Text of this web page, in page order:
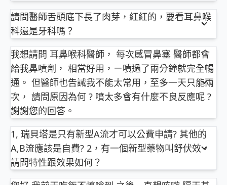
屏東明正耳鼻喉科診所 主治醫師
柳營奇美醫院耳鼻喉科 兼任主治醫師
余昊璋
問8健康新聞網 ►https://goo.gl/thHdOq
問8 Facebook ►https://goo.gl/UZt42U
問8 醫學動畫 ►https://goo.gl/Fo1lHQ
緣，主人福」，別人推薦的不見得是適合你的，還是
自己掛號去看看吧，祝您平安！
以上純係觀念交流，一切以醫師實際看診為準。
屏東明正耳鼻喉科診所 主治醫師
柳營奇美醫院耳鼻喉科 兼任主治醫師
余昊璋
醫師簡介 ►http://bit.ly/2vnDJBN
耳鳴衛教文章 ►http://bit.ly/2V7Ot3n
能。
所以建議您先思考並去除可能的過敏原，以塵蟎為
例，清洗床墊、床單、被套等，用除塵蟎的吸塵器，
用高效能濾網的空氣清淨機，控制室內溫溼度等等。
晨起時，可先按壓合谷、迎香等中醫穴位，洗臉時用
熱毛巾摀鼻吸些熱蒸氣，喝杯溫熱開水等。
不確定病因的話，還是找個耳鼻喉科醫師看看吧！
以上純係觀念交流，一切以醫師實際看診為準。
屏東明正耳鼻喉科診所 主治醫師
柳營奇美醫院耳鼻喉科 兼任主治醫師
余昊璋
問8健康新聞網 ►https://goo.gl/thHdOq
師多加討論才是，供您參考，祝您平安。
以上純係觀念交流，一切以醫師實際看診為準。
屏東明正耳鼻喉科診所 主治醫師
柳營奇美醫院耳鼻喉科 兼任主治醫師
余昊璋
醫師簡介 ►http://bit.ly/2vnDJBN
這種來路不明的的食品實在不知道裏面有無添加任何
傷身的物質，此類商品的網址IP都來自中國大陸，於
如果真的很在意其中成分，目前要檢驗成分的方法只
有，自費將商品送私人的實驗室機關檢驗，至於有哪
些實驗室，可以上午衞服部食藥署的網站，有一個
「實驗室認證資訊網」，供您做參考。
以上純係觀念交流，一切以醫師實際看診為準。
屏東明正耳鼻喉科診所 主治醫師
柳營奇美醫院耳鼻喉科 兼任主治醫師
余昊璋
請問醫師舌頭底下長了肉芽，紅紅的，要看耳鼻喉
科還是牙科嗎？
你描述的舌下肉芽一般是一些小唾液腺組織，或是在
底部唾液腺的開口，但還是需排除有無唾液腺結石造
成的阻塞或囊腫的可能，所以如果想確定一下，看耳
鼻喉科即可
以上純係觀念交流，一切以醫師實際看診為準。
屏東明正耳鼻喉科診所 主治醫師
柳營奇美醫院耳鼻喉科 兼任主治醫師
余昊璋
我想請問 耳鼻喉科醫師， 每次感冒鼻塞 醫師都會
給我鼻噴劑， 相當好用，ㄧ噴過了兩分鐘就完全暢
通。 但醫師也告誡我不能太常用，至多一天只能兩
次， 請問原因為何 ? 噴太多會有什麼不良反應呢 ?
謝謝您的回答。
常用的鼻噴劑有兩種，一種是鼻黏膜血管收縮劑，另
外一種是含有類固醇成分的鼻噴劑。
鼻黏膜血管收縮劑：標榜不含類固醇，可以立即緩解
鼻塞，噴了就會通的，像電視上廣告很大的歐X鼻
1, 瑞貝塔是只有新型A流才可以公費申請? 其他的
A,B流應該是自費? 2，有一個新型藥物叫舒伏效，
請問特性跟效果如何？